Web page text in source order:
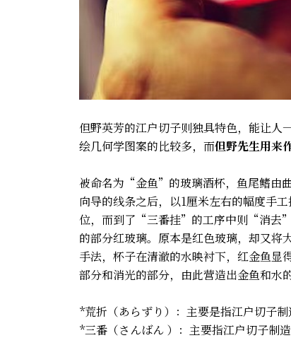
但野英芳的江户切子则独具特色，能让
绘几何学图案的比较多，而但野先生用来
被命名为“金鱼”的玻璃酒杯，鱼尾鳍由
向导的线条之后，以1厘米左右的幅度手
位，而到了“三番挂”的工序中则“消去
的部分红玻璃。原本是红色玻璃，却又将
手法，杯子在清澈的水映衬下，红金鱼
部分和消光的部分，由此营造出金鱼和水
*荒折（あらずり）：主要是指江户切子
*三番（さんばん ）：主要指江户切子制